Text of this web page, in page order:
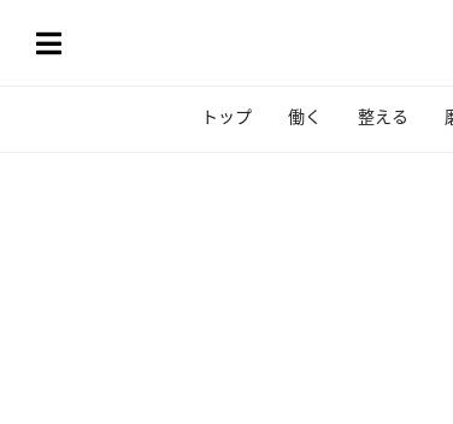
トップ 働く 整える